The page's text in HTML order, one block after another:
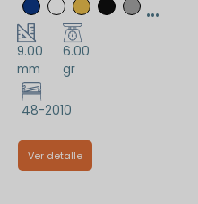
...
9.00
mm
6.00
gr
48-2010
Ver detalle